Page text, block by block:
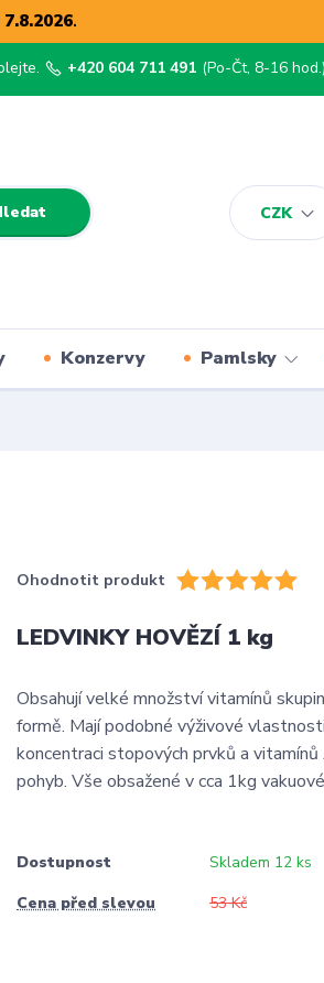
7.8.2026.
CZK
+420 604 711 491 (Po-Čt, 8-16 hod.)
Konzervy Pamlsky
Ohodnotit produkt
LEDVINKY HOVĚZÍ 1 kg
Obsahují velké množství vitamínů
formě. Mají podobné výživové
koncentraci stopových prvků a
pohyb. Vše obsažené v cca 1kg
Dostupnost
Skladem 12 ks
Cena před slevou
53 Kč